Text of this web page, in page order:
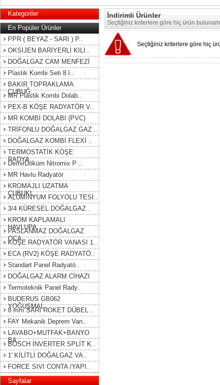
Kategoriler
En Popüler Ürünler
PPR ( BEYAZ - SARI ) P..
OKSİJEN BARİYERLİ KILI..
DOĞALGAZ CAM MENFEZİ
Plastik Kombi Seti 8 l..
BAKIR TOPRAKLAMA
ÇUBUĞ..
MR Plastik Kombi Dolab..
PEX-B KÖŞE RADYATÖR V..
MR KOMBİ DOLABI (PVC)
TRİFONLU DOĞALGAZ GAZ ..
DOĞALGAZ KOMBİ FLEXİ ..
TERMOSTATİK KÖŞE
RADYA..
DemirDöküm Nitromix P ..
MR Havlu Radyatör
KROMAJLI UZATMA
ÇUBUKL..
ALÜMİNYUM FOLYOLU TESİ..
3/4 KÜRESEL DOĞALGAZ..
KROM KAPLAMALI
HAVLUPA..
PASLANMAZ DOĞALGAZ
OCA..
KÖŞE RADYATÖR VANASI 1..
ECA (RV2) KÖŞE RADYATÖ..
Standart Panel Radyatö..
DOĞALGAZ ALARM CİHAZI
Termoteknik Panel Rady..
BUDERUS GB062
YOĞUŞMAL..
8 mm SARI ROKET DÜBEL ..
FAY Mekanik Deprem Van..
LAVABO+MUTFAK+BANYO
BA..
BOSCH İNVERTER SPLİT K..
1' KİLİTLİ DOĞALGAZ VA..
FORCE SIVI CONTA /YAPI..
Sayfalar
İndirimli Ürünler
Seçtiğiniz kriterlere göre hiç ürün
Seçtiğiniz kriterlere göre hiç